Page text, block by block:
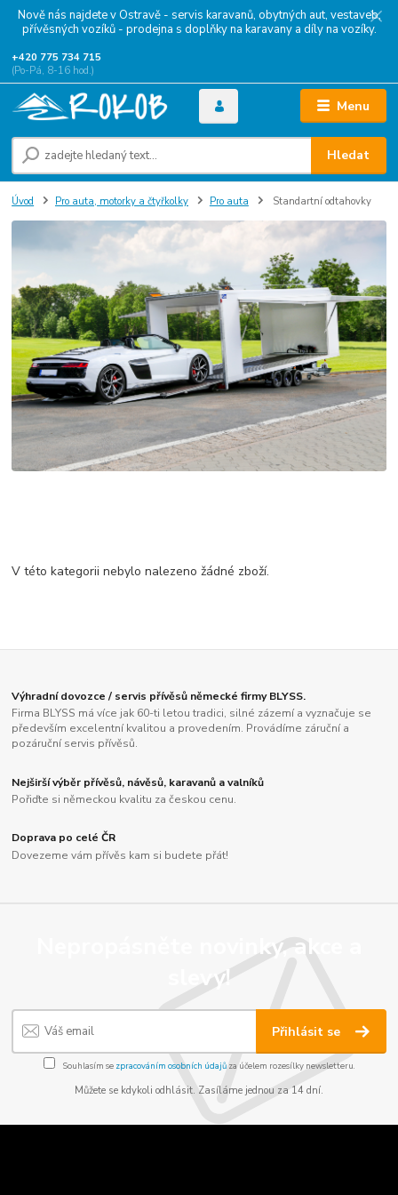
Nově nás najdete v Ostravě - servis karavanů, obytných aut, vestaveb,
přívěsných vozíků - prodejna s doplňky na karavany a díly na vozíky.
Menu
Hledat
+420 775 734 715
(Po-Pá, 8-16 hod.)
Úvod Pro auta, motorky a čtyřkolky Pro auta Standartní odtahovky
V této kategorii nebylo nalezeno žádné zboží.
Výhradní dovozce / servis přívěsů německé firmy BLYSS.
Firma BLYSS má více jak 60-ti letou tradici, silné zázemí a vyznačuje se
především excelentní kvalitou a provedením. Provádíme záruční a
pozáruční servis přívěsů.
Nejširší výběr přívěsů, návěsů, karavanů a valníků
Pořiďte si německou kvalitu za českou cenu.
Doprava po celé ČR
Dovezeme vám přívěs kam si budete přát!
Nepropásněte novinky, akce a
slevy!
Přihlásit se
Souhlasím se zpracováním osobních údajůza účelem rozesílky newsletteru.
Můžete se kdykoli odhlásit. Zasíláme jednou za 14 dní.